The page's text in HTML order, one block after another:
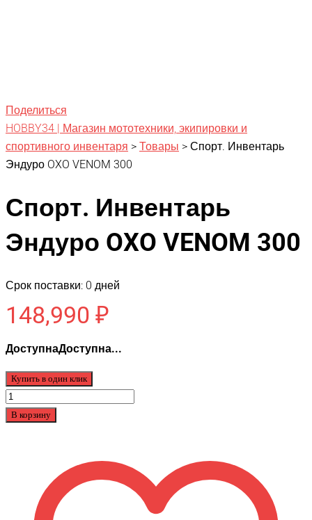
Поделиться
HOBBY34 | Магазин мототехники, экипировки и
спортивного инвентаря > Товары > Спорт. Инвентарь
Эндуро OXO VENOM 300
Спорт. Инвентарь
Эндуро OXO VENOM 300
Срок поставки: 0 дней
148,990 ₽
ДоступнаДоступна...
Купить в один клик
Количество
товара
VENOM
В корзину